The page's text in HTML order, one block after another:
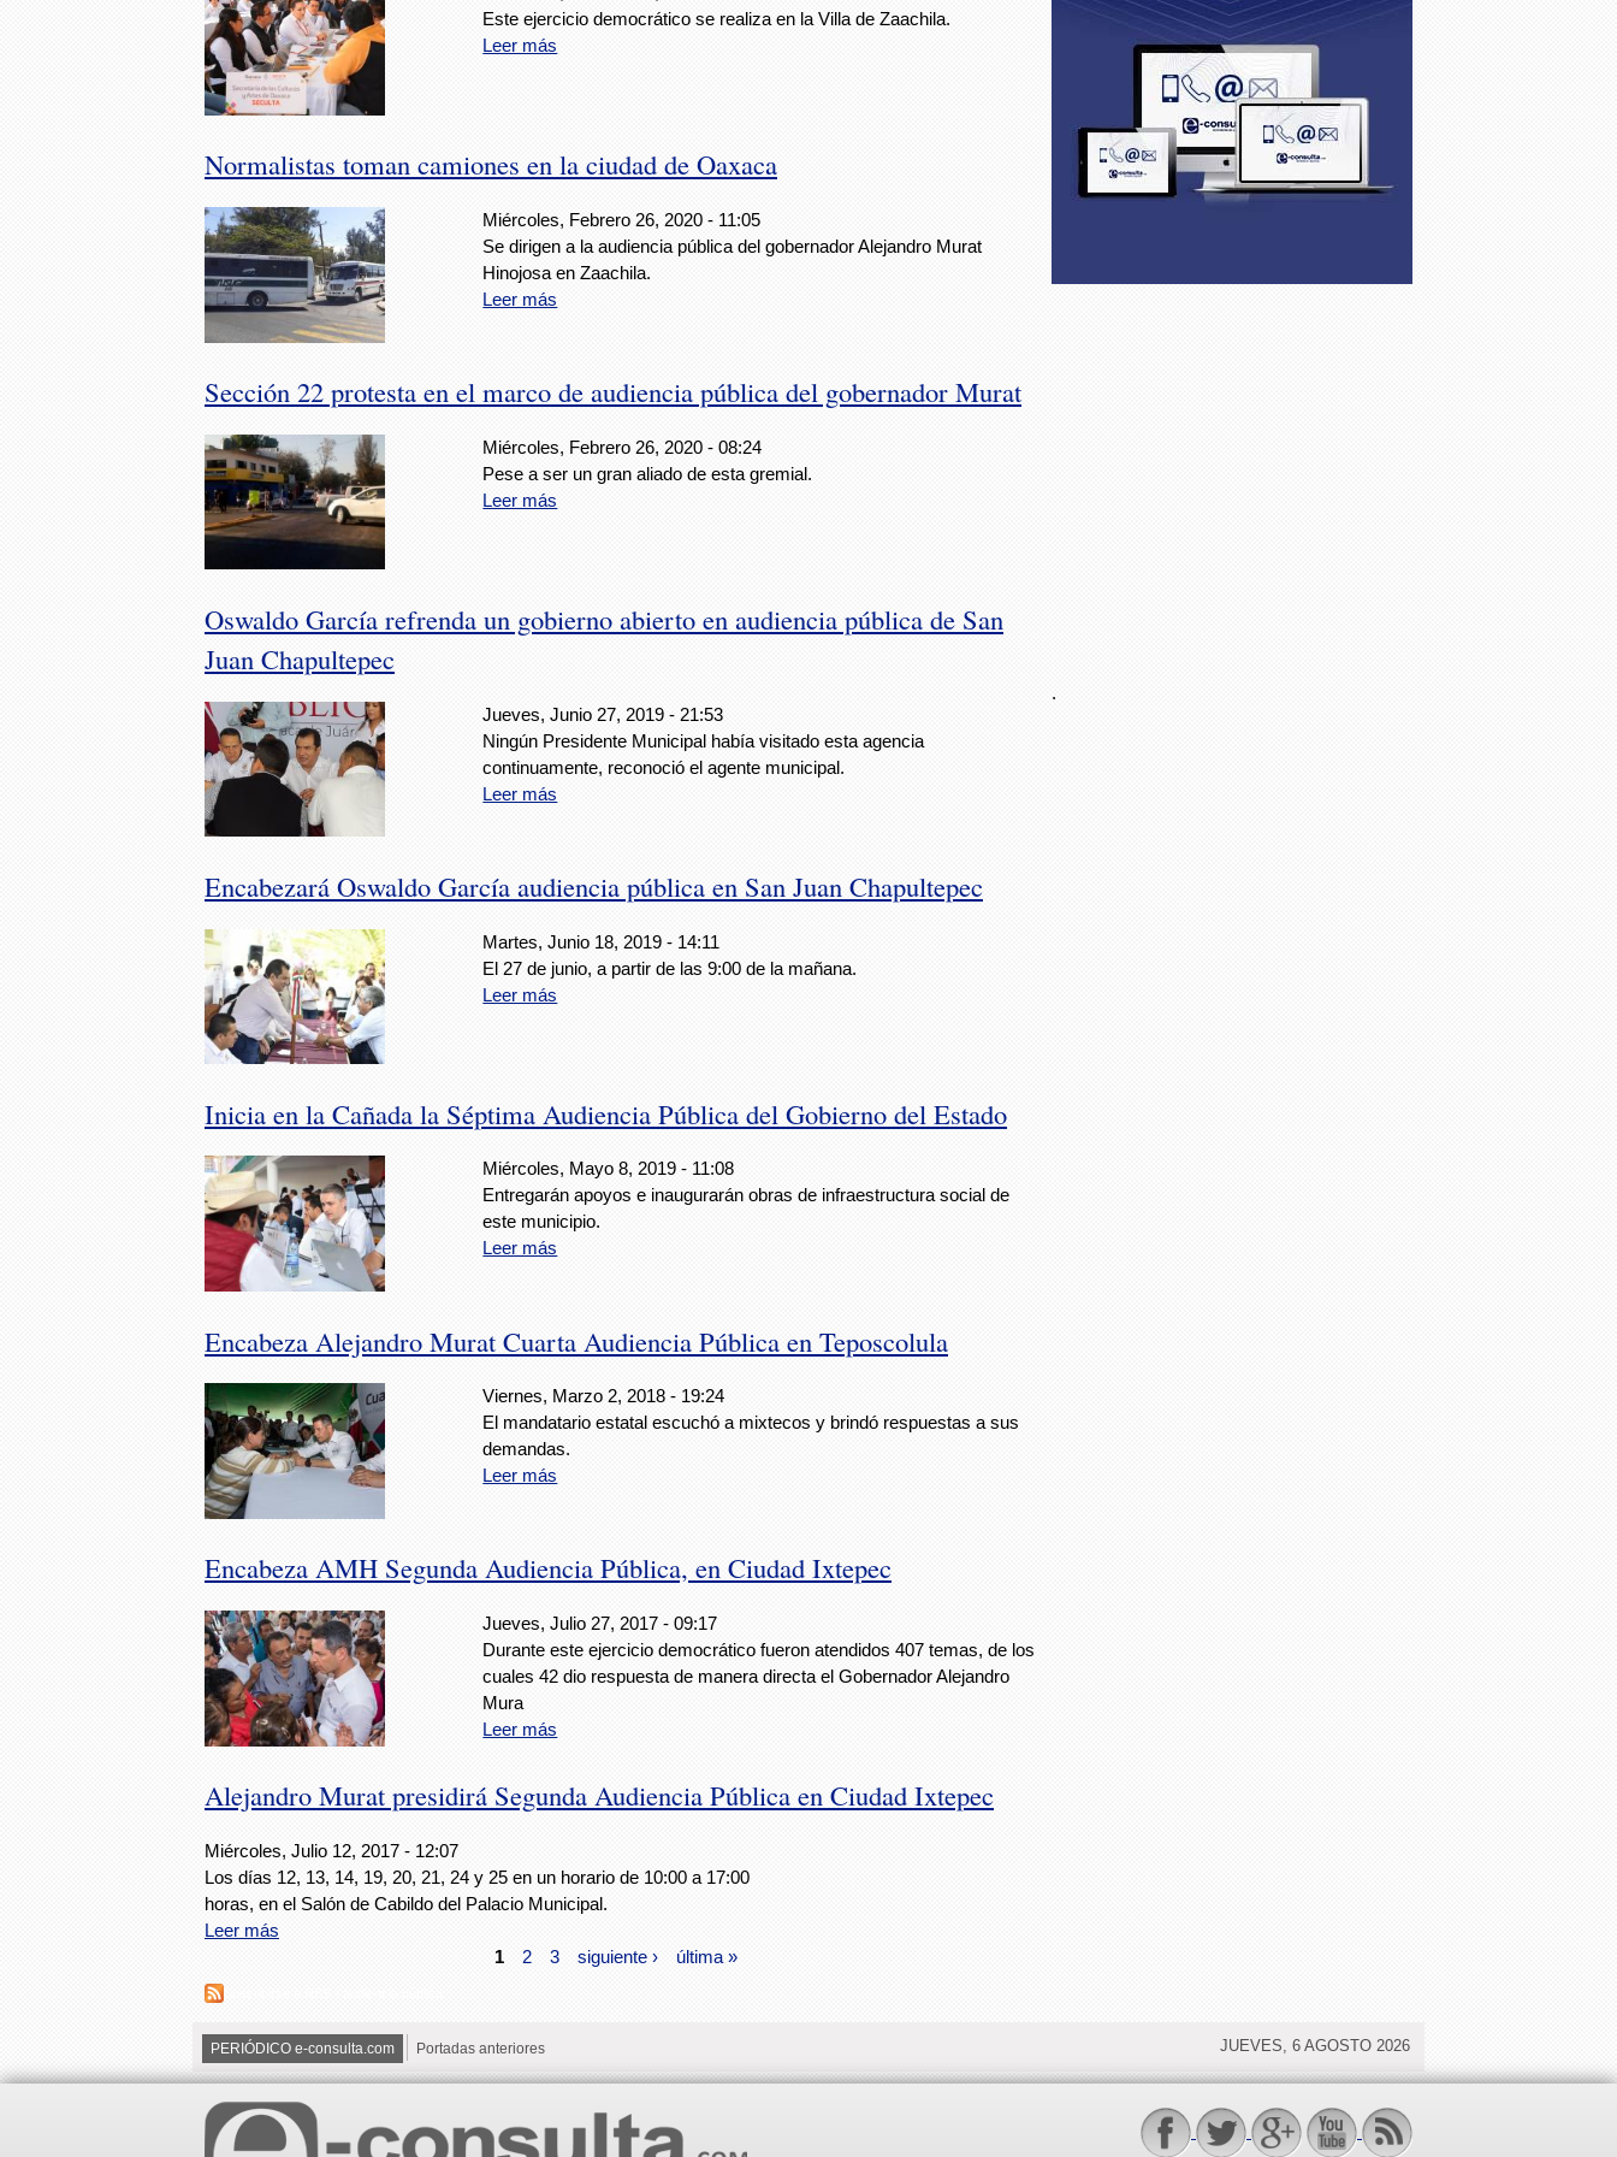
Este ejercicio democrático se realiza en la Villa de Zaachila.
Leer más
Normalistas toman camiones en la ciudad de Oaxaca
Miércoles, Febrero 26, 2020 - 11:05
Se dirigen a la audiencia pública del gobernador Alejandro Murat
Hinojosa en Zaachila.
Leer más
Sección 22 protesta en el marco de audiencia pública del gobernador Murat
Miércoles, Febrero 26, 2020 - 08:24
Pese a ser un gran aliado de esta gremial.
Leer más
Oswaldo García refrenda un gobierno abierto en audiencia pública de San
Juan Chapultepec
Jueves, Junio 27, 2019 - 21:53
Ningún Presidente Municipal había visitado esta agencia
continuamente, reconoció el agente municipal.
Leer más
Encabezará Oswaldo García audiencia pública en San Juan Chapultepec
Martes, Junio 18, 2019 - 14:11
El 27 de junio, a partir de las 9:00 de la mañana.
Leer más
Inicia en la Cañada la Séptima Audiencia Pública del Gobierno del Estado
Miércoles, Mayo 8, 2019 - 11:08
Entregarán apoyos e inaugurarán obras de infraestructura social de
este municipio.
Leer más
Encabeza Alejandro Murat Cuarta Audiencia Pública en Teposcolula
Viernes, Marzo 2, 2018 - 19:24
El mandatario estatal escuchó a mixtecos y brindó respuestas a sus
demandas.
Leer más
Encabeza AMH Segunda Audiencia Pública, en Ciudad Ixtepec
Jueves, Julio 27, 2017 - 09:17
Durante este ejercicio democrático fueron atendidos 407 temas, de los
cuales 42 dio respuesta de manera directa el Gobernador Alejandro
Mura
Leer más
Alejandro Murat presidirá Segunda Audiencia Pública en Ciudad Ixtepec
Miércoles, Julio 12, 2017 - 12:07
Los días 12, 13, 14, 19, 20, 21, 24 y 25 en un horario de 10:00 a 17:00
horas, en el Salón de Cabildo del Palacio Municipal.
Leer más
1
2 3 siguiente › última »
.
PERIÓDICO e-consulta.com Portadas anteriores JUEVES, 6 AGOSTO 2026